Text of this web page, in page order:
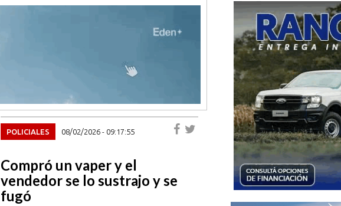
POLICIALES 08/02/2026 - 09:17:55
Compró un vaper y el
vendedor se lo sustrajo y se
fugó